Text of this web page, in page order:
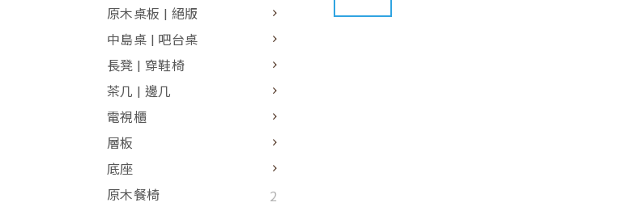
原木桌板 | 絕版
中島桌 | 吧台桌
長凳 | 穿鞋椅
茶几 | 邊几
電視櫃
層板
底座
原木餐椅
2